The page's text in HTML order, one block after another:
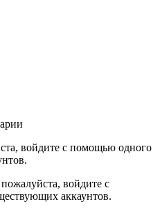
войдите с помощью одного
войдите с
аккаунтов.